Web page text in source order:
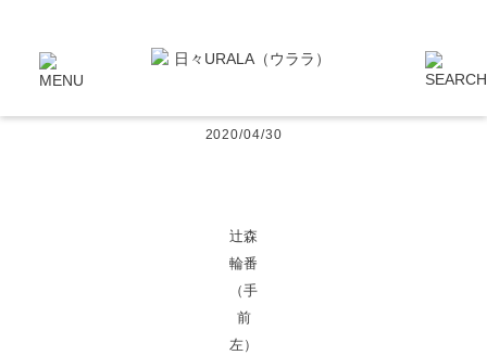
御影道中 早い上洛 あわら・吉崎
2020/04/30
辻森
輪番
（手
前
左）